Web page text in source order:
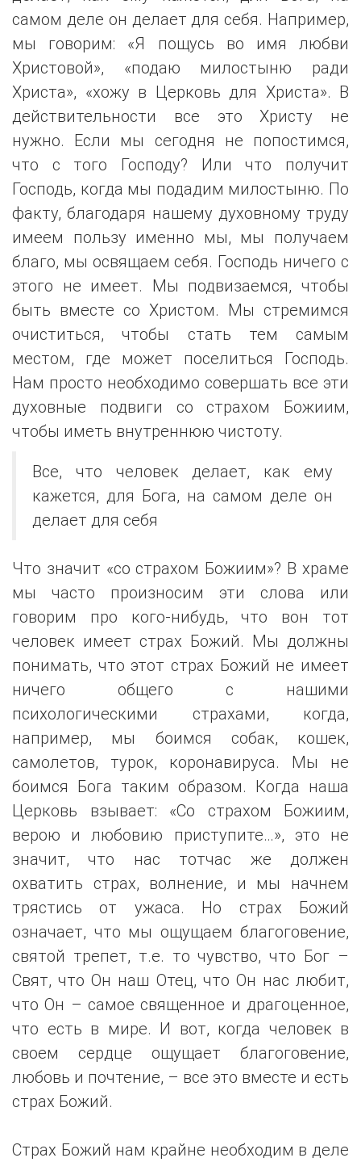
самом деле он делает для себя. Например,
мы говорим: «Я пощусь во имя любви
Христовой», «подаю милостыню ради
Христа», «хожу в Церковь для Христа». В
действительности все это Христу не
нужно. Если мы сегодня не попостимся,
что с того Господу? Или что получит
Господь, когда мы подадим милостыню. По
факту, благодаря нашему духовному труду
имеем пользу именно мы, мы получаем
благо, мы освящаем себя. Господь ничего с
этого не имеет. Мы подвизаемся, чтобы
быть вместе со Христом. Мы стремимся
очиститься, чтобы стать тем самым
местом, где может поселиться Господь.
Нам просто необходимо совершать все эти
духовные подвиги со страхом Божиим,
чтобы иметь внутреннюю чистоту.
Все, что человек делает, как ему
кажется, для Бога, на самом деле он
делает для себя
Что значит «со страхом Божиим»? В храме
мы часто произносим эти слова или
говорим про кого-нибудь, что вон тот
человек имеет страх Божий. Мы должны
понимать, что этот страх Божий не имеет
ничего общего с нашими
психологическими страхами, когда,
например, мы боимся собак, кошек,
самолетов, турок, коронавируса. Мы не
боимся Бога таким образом. Когда наша
Церковь взывает: «Со страхом Божиим,
верою и любовию приступите…», это не
значит, что нас тотчас же должен
охватить страх, волнение, и мы начнем
трястись от ужаса. Но страх Божий
означает, что мы ощущаем благоговение,
святой трепет, т.е. то чувство, что Бог –
Свят, что Он наш Отец, что Он нас любит,
что Он – самое священное и драгоценное,
что есть в мире. И вот, когда человек в
своем сердце ощущает благоговение,
любовь и почтение, – все это вместе и есть
страх Божий.
Страх Божий нам крайне необходим в деле